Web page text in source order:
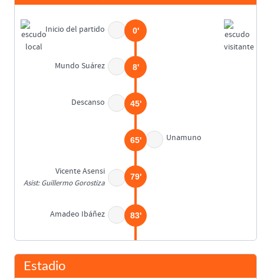
Inicio del partido 0'
Mundo Suárez 8'
Descanso 45'
Unamuno
65'
Vicente Asensi
Asist: Guillermo Gorostiza
79'
Amadeo Ibáñez 83'
90'
Estadio